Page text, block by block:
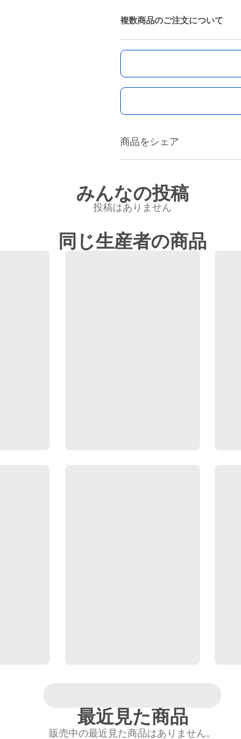
複数商品のご注文について
商品をシェア
みんなの投稿
投稿はありません
同じ生産者の商品
最近見た商品
販売中の最近見た商品はありません。